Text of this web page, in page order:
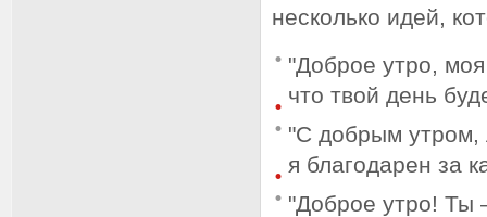
несколько идей,
"Доброе утро,
что твой день
"С добрым утром,
я благодарен за
"Доброе утро! Ты